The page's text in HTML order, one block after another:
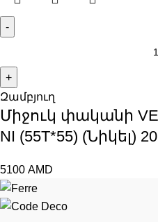
Զամբյուղ
Միջուկ փականի
NI (55T*55) (Նիկել)
5100 AMD